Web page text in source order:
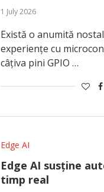
1 July 2026
Există o anumită
experiențe cu
câțiva pini GPIO …
Edge AI
Edge AI susține
timp real